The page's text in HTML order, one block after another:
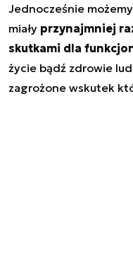
Jednocześnie
miały przynajmniej
skutkami dla
życie bądź zdrowie
zagrożone wskutek